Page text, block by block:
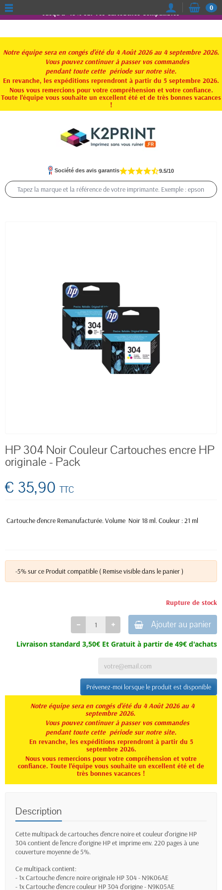
Jusqu'à -15% sur vos Cartouches Compatibles
Notre équipe sera en congés d'été du 4 Août 2026 au 4 septembre 2026.
Vous pouvez continuer à passer vos commandes
pendant toute cette période sur notre site.
En revanche, les expéditions reprendront à partir du 5 septembre 2026.
Nous vous remercions pour votre compréhension et votre confiance.
Toute l'équipe vous souhaite un excellent été et de très bonnes vacances
!
0
Société des avis garantis 9.5/10
HP 304 Noir Couleur Cartouches encre HP
originale - Pack
€ 35,90 TTC
Cartouche d'encre Remanufacturée. Volume Noir 18 ml. Couleur : 21 ml
-5% sur ce Produit compatible ( Remise visible dans le panier )
Rupture de stock
Ajouter au panier
Livraison standard 3,50€ Et Gratuit à partir de 49€ d'achats
Prévenez-moi lorsque le produit est disponible
Notre équipe sera en congés d'été du 4 Août 2026 au 4
septembre 2026.
Vous pouvez continuer à passer vos commandes
pendant toute cette période sur notre site.
En revanche, les expéditions reprendront à partir du 5
septembre 2026.
Nous vous remercions pour votre compréhension et votre
confiance. Toute l'équipe vous souhaite un excellent été et de
très bonnes vacances !
Description
Cette multipack de cartouches d'encre noire et couleur d'origine HP
304 contient de l'encre d'origine HP et imprime env. 220 pages à une
couverture moyenne de 5%.
Ce multipack contient:
- 1x Cartouche d'encre noire originale HP 304 - N9K06AE
- 1x Cartouche d'encre couleur HP 304 d'origine - N9K05AE